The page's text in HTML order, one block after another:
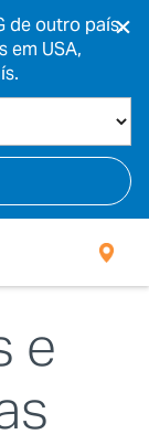
de outro país.
em USA,
×
e